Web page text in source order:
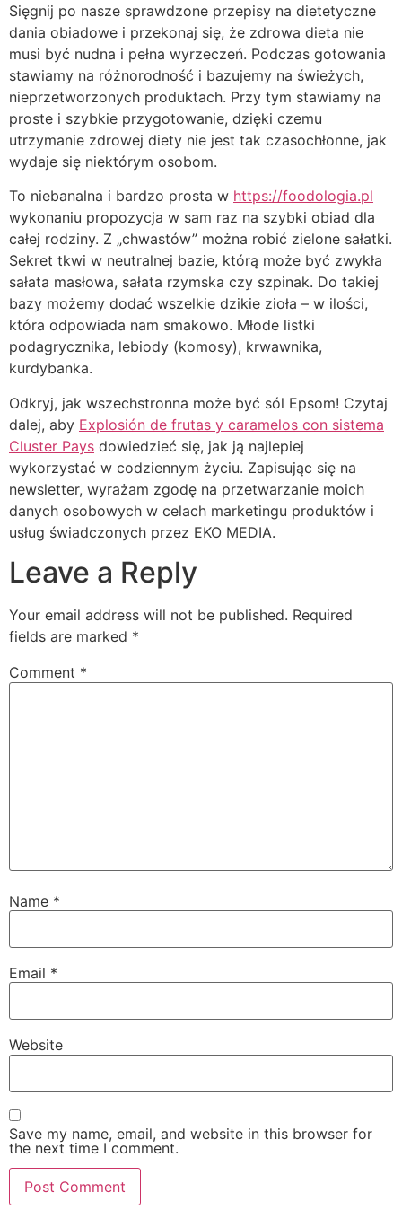
Sięgnij po nasze sprawdzone przepisy na dietetyczne
dania obiadowe i przekonaj się, że zdrowa dieta nie
musi być nudna i pełna wyrzeczeń. Podczas gotowania
stawiamy na różnorodność i bazujemy na świeżych,
nieprzetworzonych produktach. Przy tym stawiamy na
proste i szybkie przygotowanie, dzięki czemu
utrzymanie zdrowej diety nie jest tak czasochłonne, jak
wydaje się niektórym osobom.
To niebanalna i bardzo prosta w https://foodologia.pl
wykonaniu propozycja w sam raz na szybki obiad dla
całej rodziny. Z „chwastów” można robić zielone sałatki.
Sekret tkwi w neutralnej bazie, którą może być zwykła
sałata masłowa, sałata rzymska czy szpinak. Do takiej
bazy możemy dodać wszelkie dzikie zioła – w ilości,
która odpowiada nam smakowo. Młode listki
podagrycznika, lebiody (komosy), krwawnika,
kurdybanka.
Odkryj, jak wszechstronna może być sól Epsom! Czytaj
dalej, aby Explosión de frutas y caramelos con sistema
Cluster Pays dowiedzieć się, jak ją najlepiej
wykorzystać w codziennym życiu. Zapisując się na
newsletter, wyrażam zgodę na przetwarzanie moich
danych osobowych w celach marketingu produktów i
usług świadczonych przez EKO MEDIA.
Leave a Reply
Your email address will not be published. Required
fields are marked *
Comment *
Name *
Email *
Website
Save my name, email, and website in this browser for
the next time I comment.